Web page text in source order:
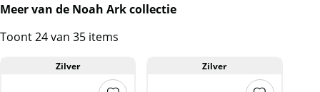
Meer van de Noah Ark collectie
Toont 24 van 35 items
Zilver Zilver